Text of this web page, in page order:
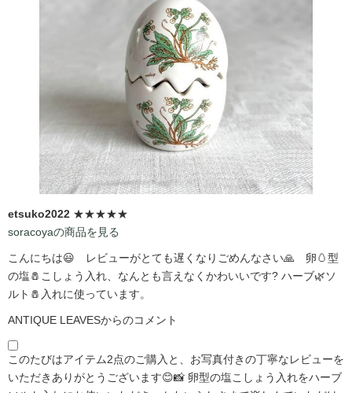
etsuko2022 ★★★★★
soracoyaの商品を見る
こんにちは😃 レビューがとても遅くなりごめんなさい🙏 卵🥚型
の塩🧂こしょう入れ、なんとも言えなくかわいいです?️ ハーブ🌿ソ
ルト🧂入れに使っています。
ANTIQUE LEAVESからのコメント
このたびはアイテム2点のご購入と、お写真付きの丁寧なレビューを
いただきありがとうございます😊📸 卵型の塩こしょう入れをハーブ